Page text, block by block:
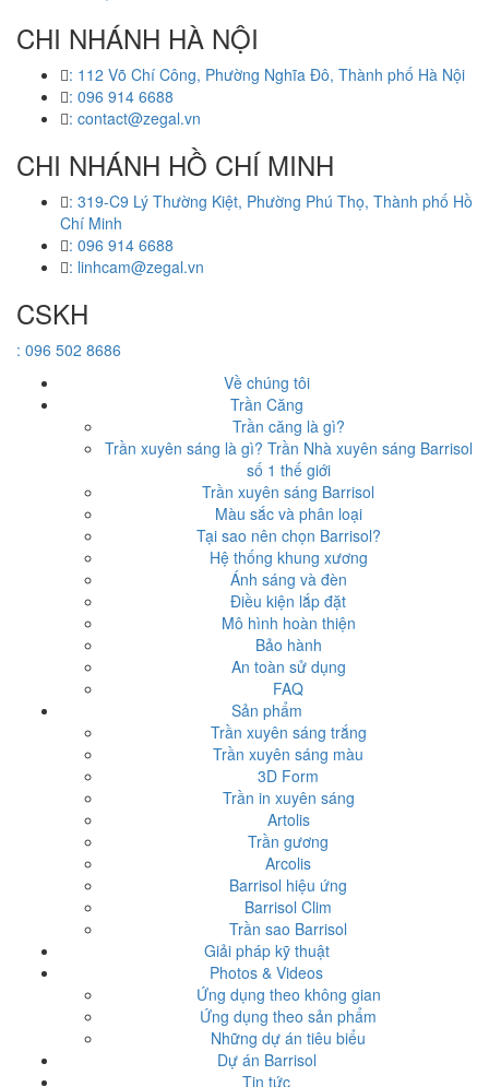
CHI NHÁNH HÀ NỘI
: 112 Võ Chí Công, Phường Nghĩa Đô, Thành phố Hà Nội
: 096 914 6688
: contact@zegal.vn
CHI NHÁNH HỒ CHÍ MINH
: 319-C9 Lý Thường Kiệt, Phường Phú Thọ, Thành phố Hồ
Chí Minh
: 096 914 6688
: linhcam@zegal.vn
CSKH
: 096 502 8686
Về chúng tôi
Trần Căng
Trần căng là gì?
Trần xuyên sáng là gì? Trần Nhà xuyên sáng Barrisol
số 1 thế giới
Trần xuyên sáng Barrisol
Màu sắc và phân loại
Tại sao nên chọn Barrisol?
Hệ thống khung xương
Ánh sáng và đèn
Điều kiện lắp đặt
Mô hình hoàn thiện
Bảo hành
An toàn sử dụng
FAQ
Sản phẩm
Trần xuyên sáng trắng
Trần xuyên sáng màu
3D Form
Trần in xuyên sáng
Artolis
Trần gương
Arcolis
Barrisol hiệu ứng
Barrisol Clim
Trần sao Barrisol
Giải pháp kỹ thuật
Photos & Videos
Ứng dụng theo không gian
Ứng dụng theo sản phẩm
Những dự án tiêu biểu
Dự án Barrisol
Tin tức